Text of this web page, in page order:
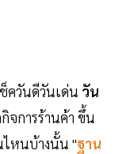
ควันดีวันเด่น วัน
จการร้านค้า ขึ้น
ไหนบ้างนั้น "ฐาน